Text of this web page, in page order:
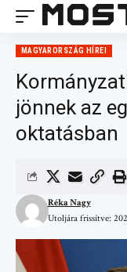
MAGYARORSZÁG HÍREI
jönnek az
oktatásban
Utoljára frissítve:
Réka Nagy